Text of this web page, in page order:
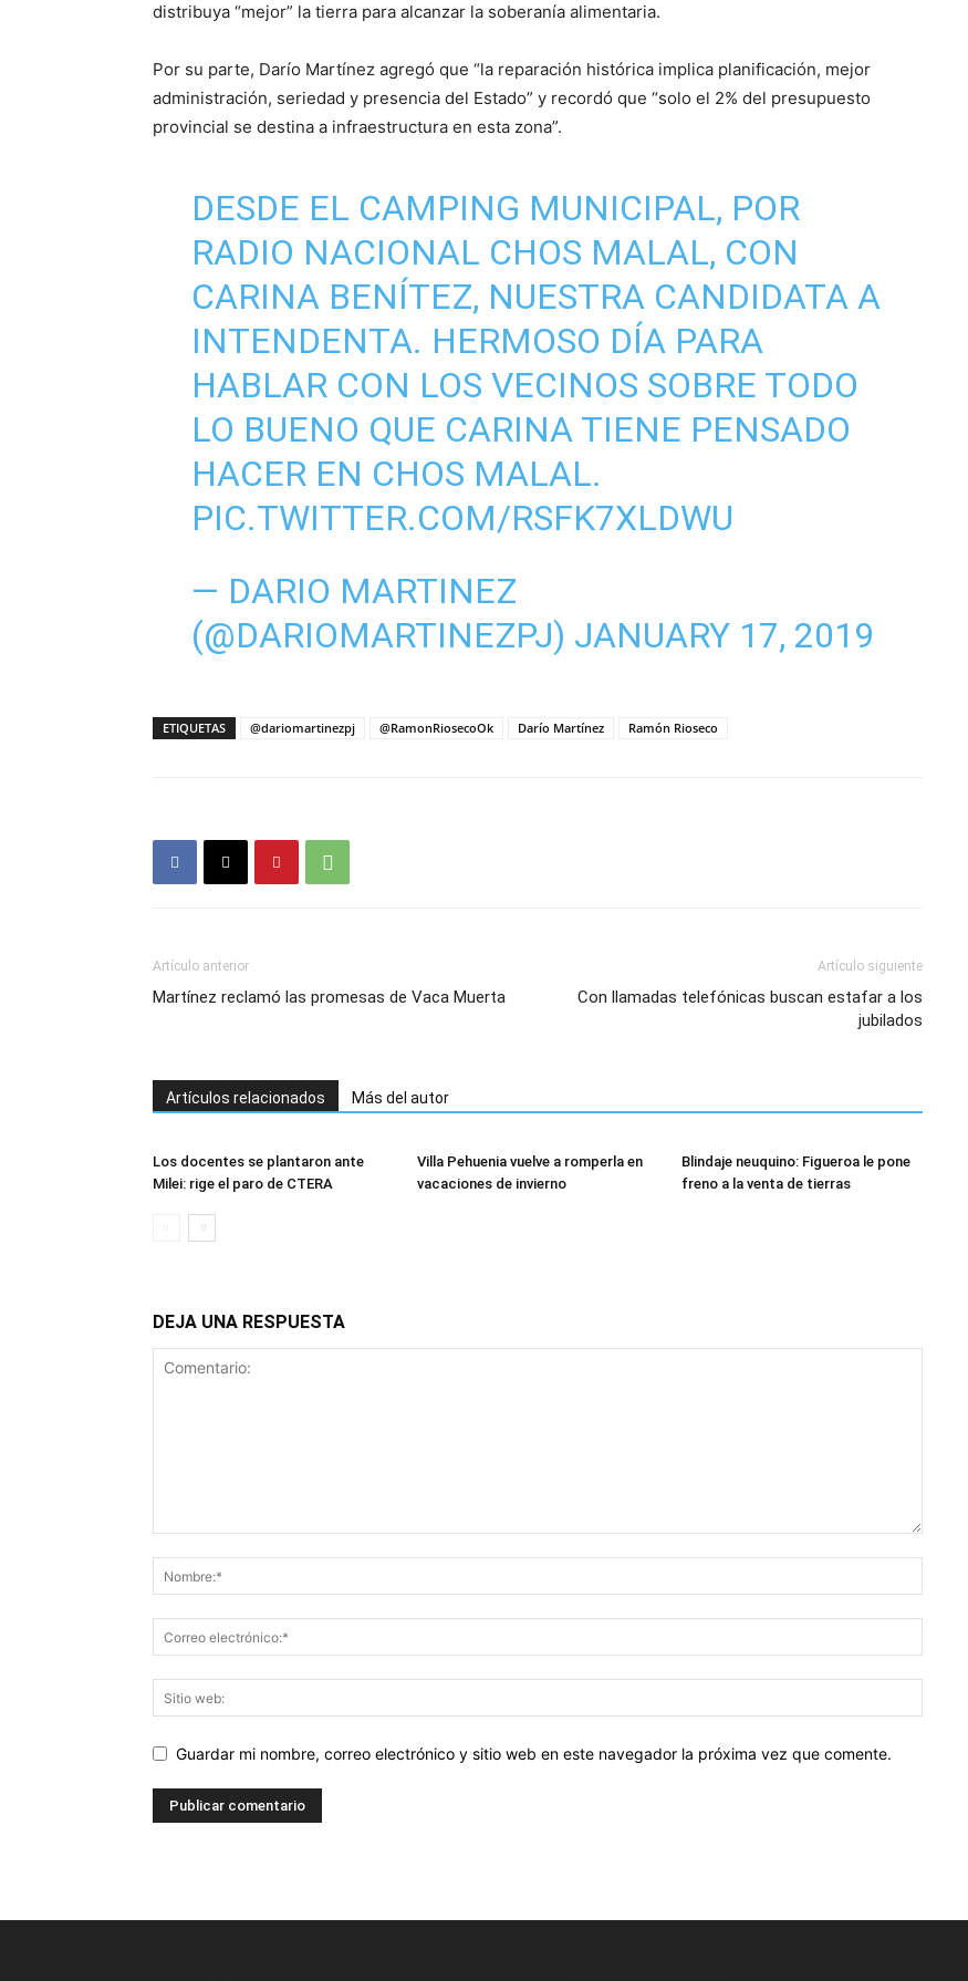
distribuya “mejor” la tierra para alcanzar la soberanía alimentaria.
Por su parte, Darío Martínez agregó que “la reparación histórica implica planificación, mejor
administración, seriedad y presencia del Estado” y recordó que “solo el 2% del presupuesto
provincial se destina a infraestructura en esta zona”.
DESDE EL CAMPING MUNICIPAL, POR
RADIO NACIONAL CHOS MALAL, CON
CARINA BENÍTEZ, NUESTRA CANDIDATA A
INTENDENTA. HERMOSO DÍA PARA
HABLAR CON LOS VECINOS SOBRE TODO
LO BUENO QUE CARINA TIENE PENSADO
HACER EN CHOS MALAL.
PIC.TWITTER.COM/RSFK7XLDWU
— DARIO MARTINEZ
(@DARIOMARTINEZPJ) JANUARY 17, 2019
ETIQUETAS @dariomartinezpj @RamonRiosecoOk Darío Martínez Ramón Rioseco
Artículo anterior
Martínez reclamó las promesas de Vaca Muerta
Artículo siguiente
Con llamadas telefónicas buscan estafar a los
jubilados
Artículos relacionados Más del autor
Los docentes se plantaron ante
Milei: rige el paro de CTERA
Villa Pehuenia vuelve a romperla en
vacaciones de invierno
Blindaje neuquino: Figueroa le pone
freno a la venta de tierras
DEJA UNA RESPUESTA
Guardar mi nombre, correo electrónico y sitio web en este navegador la próxima vez que comente.